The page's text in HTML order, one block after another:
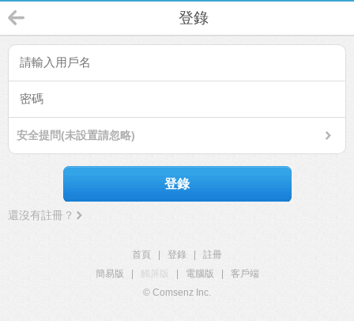
登錄
安全提問(未設置請忽略)
登錄
還沒有註冊？
首頁 登錄
註冊
簡易版
觸屏版 電腦版
客戶端
© Comsenz Inc.